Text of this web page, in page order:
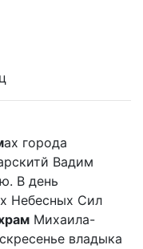
ах города
Вадим
В день
Небесных Сил
Михаила-
владыка